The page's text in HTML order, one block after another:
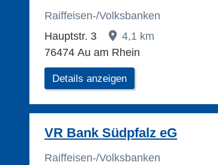
Raiffeisen-/Volksbanken
Hauptstr. 3
4,1 km
76474 Au am Rhein
Details anzeigen
VR Bank Südpfalz eG
Raiffeisen-/Volksbanken